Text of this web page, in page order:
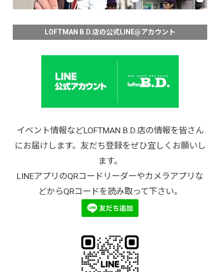
LOFTMAN B.D.店の公式LINE@アカウント
イベント情報などLOFTMAN B.D.店の情報を皆さん
にお届けします。友だち登録をぜひ宜しくお願いし
ます。
LINEアプリのQRコードリーダーやカメラアプリな
どからQRコードを読み取って下さい。